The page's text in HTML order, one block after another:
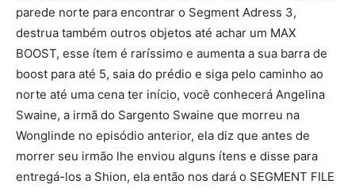
parede norte para encontrar o Segment Adress 3,
destrua também outros objetos até achar um MAX
BOOST, esse ítem é raríssimo e aumenta a sua barra de
boost para até 5, saia do prédio e siga pelo caminho ao
norte até uma cena ter início, você conhecerá Angelina
Swaine, a irmã do Sargento Swaine que morreu na
Wonglinde no episódio anterior, ela diz que antes de
morrer seu irmão lhe enviou alguns ítens e disse para
entregá-los a Shion, ela então nos dará o SEGMENT FILE